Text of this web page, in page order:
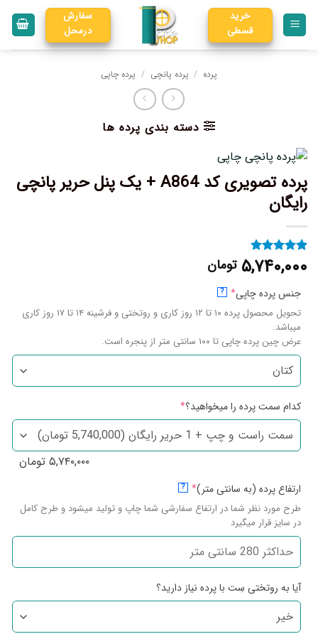
خرید
قسطی
سفارش
درمحل
پرده / پرده پانچی / پرده چاپی
دسته بندی پرده ها
پرده تصویری کد A864 + یک پنل حریر پانچی
رایگان
۵از
۵ امتیاز
۵,۷۴۰,۰۰۰ تومان
جنس پرده چاپی*
?
تحویل محصول پرده ۱۰ تا ۱۲ روز کاری و روتختی و فرشینه ۱۴ تا ۱۷ روز کاری
میباشد.
عرض چین پرده چاپی تا ۱۰۰ سانتی متر از پنجره است.
کدام سمت پرده را میخواهید؟*
۵,۷۴۰,۰۰۰ تومان
ارتفاع پرده (به سانتی متر)*
?
طرح مورد نظر شما در ارتفاع سفارشی شما چاپ و تولید میشود و طرح کامل
در سایز قرار میگیرد
آیا به روتختی سِت با پرده نیاز دارید؟